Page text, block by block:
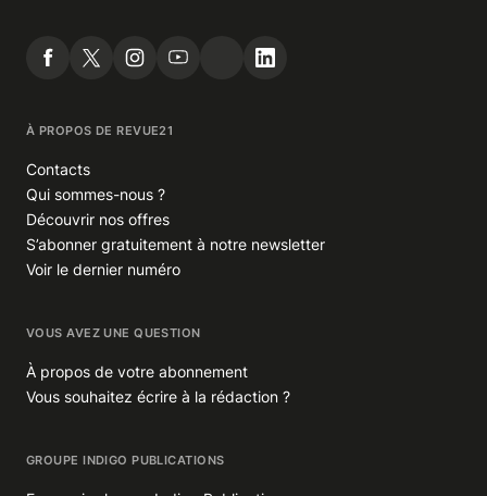
À PROPOS DE REVUE21
Contacts
Qui sommes-nous ?
Découvrir nos offres
S’abonner gratuitement à notre newsletter
Voir le dernier numéro
VOUS AVEZ UNE QUESTION
À propos de votre abonnement
Vous souhaitez écrire à la rédaction ?
GROUPE INDIGO PUBLICATIONS